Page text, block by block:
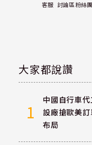
客服 討論區粉絲團
大家都說讚
1
中國自行車
設廠搶歐美
布局